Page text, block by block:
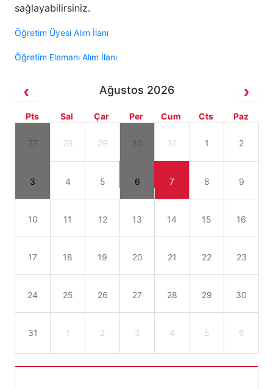
sağlayabilirsiniz.
Öğretim Üyesi Alım İlanı
Öğretim Elemanı Alım İlanı
Ağustos 2026
Pts Sal Çar Per Cum Cts Paz
27 28 29 30 31 1 2
3 4 5 6 7 8 9
10 11 12 13 14 15 16
17 18 19 20 21 22 23
24 25 26 27 28 29 30
31 1 2 3 4 5 6